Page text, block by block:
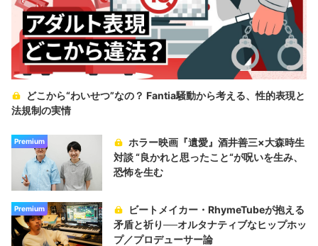
どこから“わいせつ”なの？ Fantia騒動から考える、性的表現と
法規制の実情
Premium
ホラー映画『遺愛』酒井善三×大森時生
対談 “良かれと思ったこと“が呪いを生み、
恐怖を生む
Premium
ビートメイカー・RhymeTubeが抱える
矛盾と祈り──オルタナティブなヒップホッ
プ／プロデューサー論